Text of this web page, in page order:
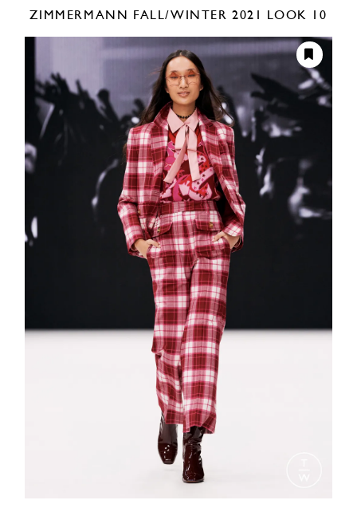
ZIMMERMANN FALL/WINTER 2021 LOOK 10